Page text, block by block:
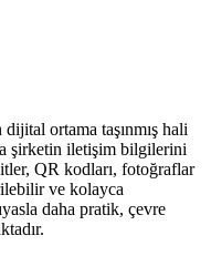
ortama taşınmış hali
şirketin iletişim bilgilerini
QR kodları, fotoğraflar
ve kolayca
daha pratik, çevre